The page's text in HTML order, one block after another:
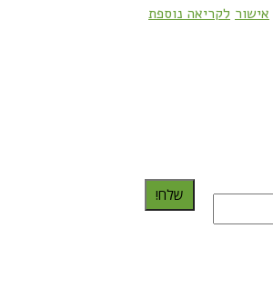
אישור לקריאה נוספת
שלח!